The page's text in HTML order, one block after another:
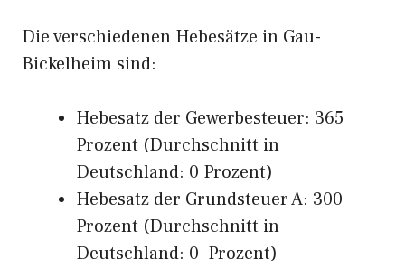
Die verschiedenen Hebesätze in Gau-
Bickelheim sind:
Hebesatz der Gewerbesteuer: 365
Prozent (Durchschnitt in
Deutschland: 0 Prozent)
Hebesatz der Grundsteuer A: 300
Prozent (Durchschnitt in
Deutschland: 0 Prozent)